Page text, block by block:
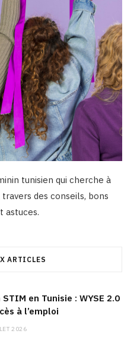
tunisien qui cherche à
des conseils, bons
astuces.
ARTICLES
en Tunisie : WYSE 2.0
à l’emploi
2026